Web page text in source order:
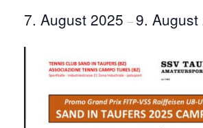
7. August 2025 –9. August